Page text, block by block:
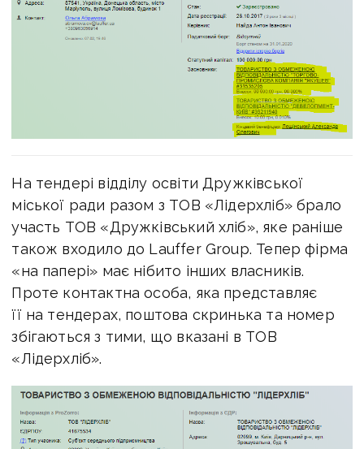
На тендері відділу освіти Дружківської
міської ради разом з ТОВ «Лідерхліб» брало
участь ТОВ «Дружківський хліб», яке раніше
також входило до Lauffer Group. Тепер фірма
«на папері» має нібито інших власників.
Проте контактна особа, яка представляє
її на тендерах, поштова скринька та номер
збігаються з тими, що вказані в ТОВ
«Лідерхліб».